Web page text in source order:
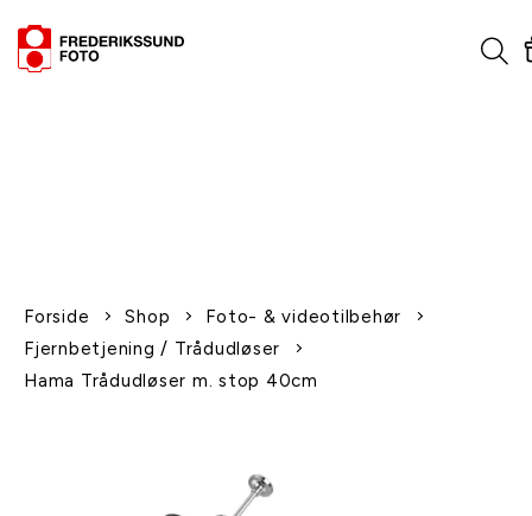
Forside Shop
Foto- & videotilbehør
Fjernbetjening / Trådudløser
Hama Trådudløser m. stop 40cm